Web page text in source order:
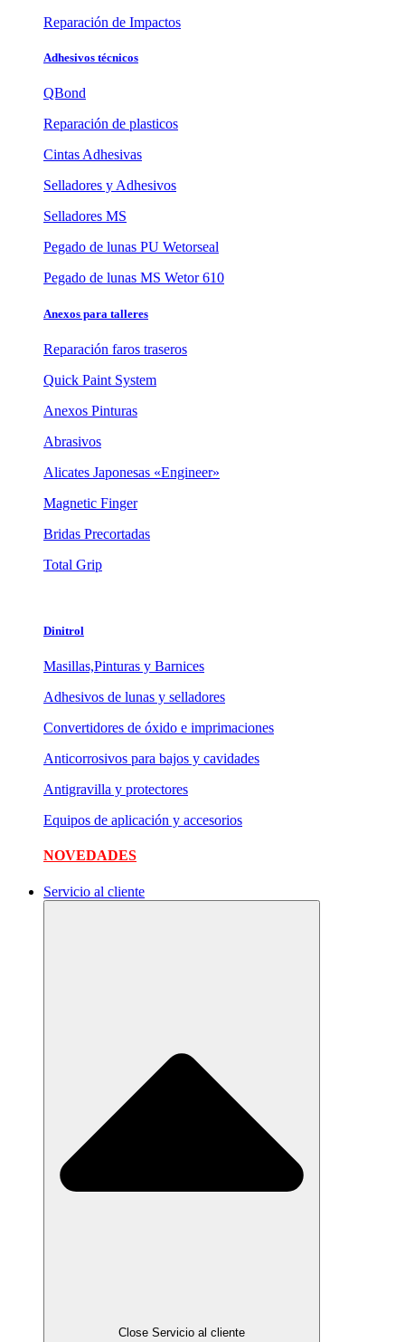
Reparación de Impactos
Adhesivos técnicos
QBond
Reparación de plasticos
Cintas Adhesivas
Selladores y Adhesivos
Selladores MS
Pegado de lunas PU Wetorseal
Pegado de lunas MS Wetor 610
Anexos para talleres
Reparación faros traseros
Quick Paint System
Anexos Pinturas
Abrasivos
Alicates Japonesas «Engineer»
Magnetic Finger
Bridas Precortadas
Total Grip
Dinitrol
Masillas,Pinturas y Barnices
Adhesivos de lunas y selladores
Convertidores de óxido e imprimaciones
Anticorrosivos para bajos y cavidades
Antigravilla y protectores
Equipos de aplicación y accesorios
NOVEDADES
Servicio al cliente
Close Servicio al cliente